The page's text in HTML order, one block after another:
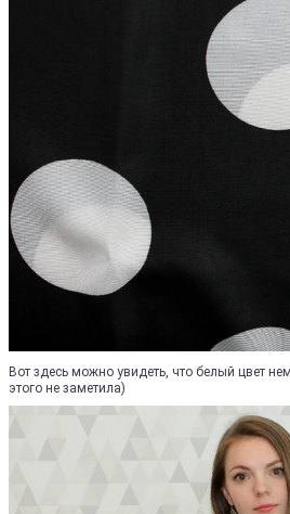
Вот здесь можно увидеть, что белый цвет
этого не заметила)